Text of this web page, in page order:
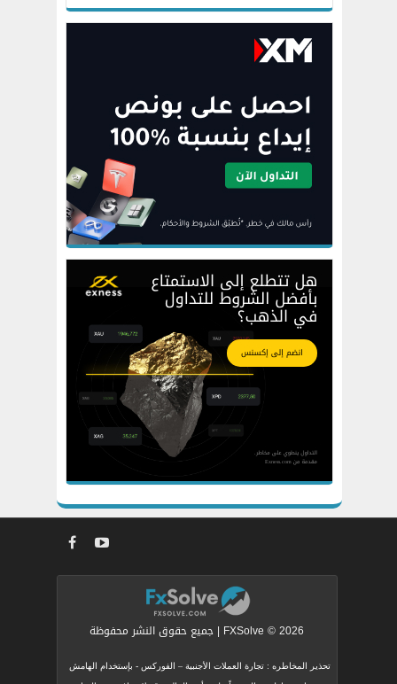
FXSolve © 2026 | جميع حقوق النشر محفوظة
تحذير المخاطره : تجارة العملات الأجنبية – الفوركس - بإستخدام الهامش